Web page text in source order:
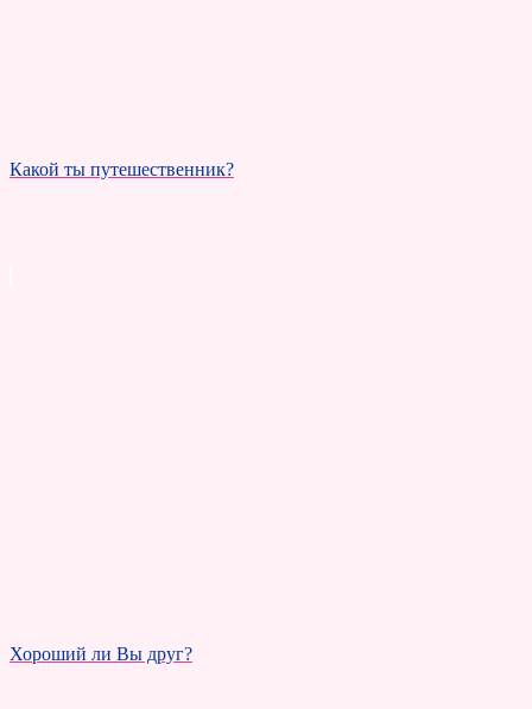
Какой ты путешественник?
Хороший ли Вы друг?